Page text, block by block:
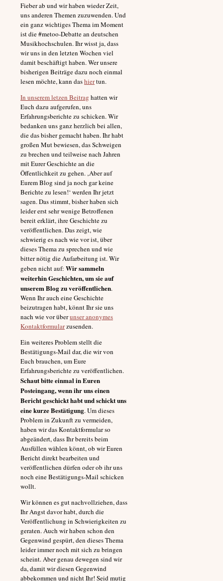
Fieber ab und wir haben wieder Zeit,
uns anderen Themen zuzuwenden. Und
ein ganz wichtiges Thema im Moment
ist die #metoo-Debatte an deutschen
Musikhochschulen. Ihr wisst ja, dass
wir uns in den letzten Wochen viel
damit beschäftigt haben. Wer unsere
bisherigen Beiträge dazu noch einmal
lesen möchte, kann dashiertun.
In unserem letzen Beitrag hatten wir
Euch dazu aufgerufen, uns
Erfahrungsberichte zu schicken. Wir
bedanken uns ganz herzlich bei allen,
die das bisher gemacht haben. Ihr habt
großen Mut bewiesen, das Schweigen
zu brechen und teilweise nach Jahren
mit Eurer Geschichte an die
Öffentlichkeit zu gehen. ‚Aber auf
Eurem Blog sind ja noch gar keine
Berichte zu lesen!‘ werden Ihr jetzt
sagen. Das stimmt, bisher haben sich
leider erst sehr wenige Betroffenen
bereit erklärt, ihre Geschichte zu
veröffentlichen. Das zeigt, wie
schwierig es nach wie vor ist, über
dieses Thema zu sprechen und wie
bitter nötig die Aufarbeitung ist. Wir
geben nicht auf: Wir sammeln
weiterhin Geschichten, um sie auf
unserem Blog zu veröffentlichen.
Wenn Ihr auch eine Geschichte
beizutragen habt, könnt Ihr sie uns
nach wie vor überunser anonymes
Kontaktformularzusenden.
Ein weiteres Problem stellt die
Bestätigungs-Mail dar, die wir von
Euch brauchen, um Eure
Erfahrungsberichte zu veröffentlichen.
Schaut bitte einmal in Euren
Posteingang, wenn ihr uns einen
Bericht geschickt habt und schickt uns
eine kurze Bestätigung. Um dieses
Problem in Zukunft zu vermeiden,
haben wir das Kontaktformular so
abgeändert, dass Ihr bereits beim
Ausfüllen wählen könnt, ob wir Euren
Bericht direkt bearbeiten und
veröffentlichen dürfen oder ob ihr uns
noch eine Bestätigungs-Mail schicken
wollt.
Wir können es gut nachvollziehen, dass
Ihr Angst davor habt, durch die
Veröffentlichung in Schwierigkeiten zu
geraten. Auch wir haben schon den
Gegenwind gespürt, den dieses Thema
leider immer noch mit sich zu bringen
scheint. Aber genau dewegen sind wir
da, damit wir diesen Gegenwind
abbekommen und nicht Ihr! Seid mutig